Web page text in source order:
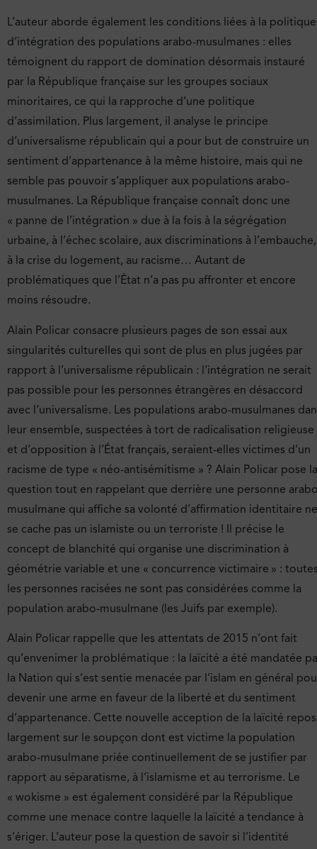
L’auteur aborde également les conditions liées à la politique
d’intégration des populations arabo-musulmanes : elles
témoignent du rapport de domination désormais instauré
par la République française sur les groupes sociaux
minoritaires, ce qui la rapproche d’une politique
d’assimilation. Plus largement, il analyse le principe
d’universalisme républicain qui a pour but de construire un
sentiment d’appartenance à la même histoire, mais qui ne
semble pas pouvoir s’appliquer aux populations arabo-
musulmanes. La République française connaît donc une
« panne de l’intégration » due à la fois à la ségrégation
urbaine, à l’échec scolaire, aux discriminations à l’embauche,
à la crise du logement, au racisme… Autant de
problématiques que l’État n’a pas pu affronter et encore
moins résoudre.
Alain Policar consacre plusieurs pages de son essai aux
singularités culturelles qui sont de plus en plus jugées par
rapport à l’universalisme républicain : l’intégration ne serait
pas possible pour les personnes étrangères en désaccord
avec l’universalisme. Les populations arabo-musulmanes
leur ensemble, suspectées à tort de radicalisation religieuse
et d’opposition à l’État français, seraient-elles victimes d’un
racisme de type « néo-antisémitisme » ? Alain Policar pose la
question tout en rappelant que derrière une personne
musulmane qui affiche sa volonté d’affirmation identitaire ne
se cache pas un islamiste ou un terroriste ! Il précise le
concept de blanchité qui organise une discrimination à
géométrie variable et une « concurrence victimaire » :
les personnes racisées ne sont pas considérées comme la
population arabo-musulmane (les Juifs par exemple).
Alain Policar rappelle que les attentats de 2015 n’ont fait
qu’envenimer la problématique : la laïcité a été mandatée
la Nation qui s’est sentie menacée par l’islam en général
devenir une arme en faveur de la liberté et du sentiment
d’appartenance. Cette nouvelle acception de la laïcité
largement sur le soupçon dont est victime la population
arabo-musulmane priée continuellement de se justifier par
rapport au séparatisme, à l’islamisme et au terrorisme. Le
« wokisme » est également considéré par la République
comme une menace contre laquelle la laïcité a tendance à
s’ériger. L’auteur pose la question de savoir si l’identité